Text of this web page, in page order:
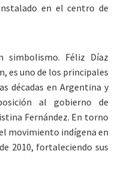
en el centro de
Féliz Díaz
es uno de los principales
décadas en Argentina y
al gobierno de
Fernández. En torno
movimiento indígena en
2010, fortaleciendo sus